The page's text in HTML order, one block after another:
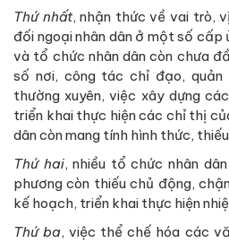
Thứ nhất, nhận thức về vai trò,
đối ngoại nhân dân ở một số cấp
và tổ chức nhân dân còn chưa
số nơi, công tác chỉ đạo,
thường xuyên, việc xây dựng
triển khai thực hiện các chỉ thị
dân còn mang tính hình thức,
Thứ hai, nhiều tổ chức nhân
phương còn thiếu chủ động,
kế hoạch, triển khai thực hiện
Thứ ba, việc thể chế hóa các